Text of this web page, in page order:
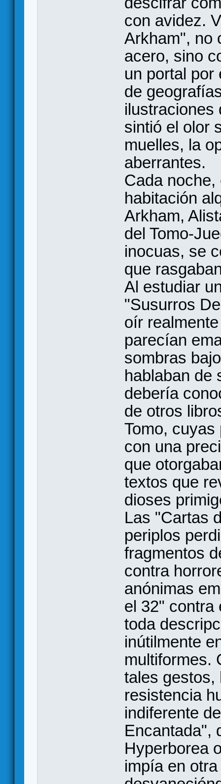
con avidez.
Arkham", no
acero, sino
un portal por
de
ilustraciones
sintió el olor
muelles, la
aberrantes.
Cada
habitación
Arkham,
del Tomo-
inocuas, se
que
Al estudiar
"Susurros
oír
parecían
sombras
hablaban de
debería
de otros
Tomo,
con una
que
textos que
dioses
Las "Cartas
periplos
fragmentos
contra
anónimas
el 32" contra
toda
inútilmente
multiformes.
tales gestos,
resistencia
indiferente
Encantada",
Hyperborea
impía en